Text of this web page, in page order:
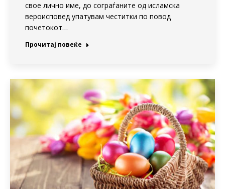
свое лично име, до сограѓаните од исламска
вероисповед упатувам честитки по повод
почетокот…
Прочитај повеќе